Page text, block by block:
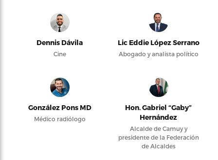
Dennis Dávila
Cine
Lic Eddie López Serrano
Abogado y analista político
González Pons MD
Médico radiólogo
Hon. Gabriel “Gaby”
Hernández
Alcalde de Camuy y
presidente de la Federación
de Alcaldes